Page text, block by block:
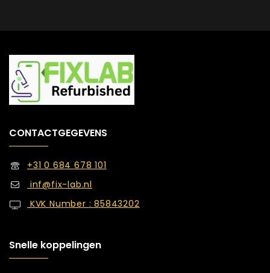
CONTACTGEGEVENS
+31 0 684 678 101
inf@fix-lab.nl
KVK Number : 85843202
Snelle koppelingen